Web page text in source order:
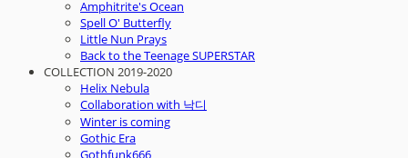
Amphitrite's Ocean
Spell O' Butterfly
Little Nun Prays
Back to the Teenage SUPERSTAR
COLLECTION 2019-2020
Helix Nebula
Collaboration with 낙디
Winter is coming
Gothic Era
Gothfunk666